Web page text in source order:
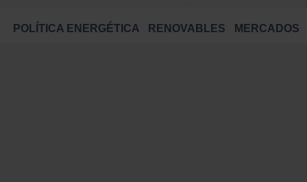
POLÍTICA ENERGÉTICA RENOVABLES MERCADOS